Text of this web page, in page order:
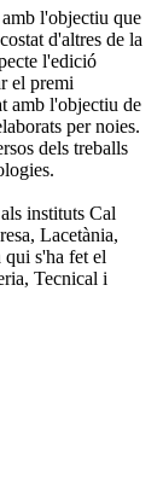
amb l'objectiu que
d'altres de la
l'edició
el premi
amb l'objectiu de
per noies.
dels treballs
instituts Cal
Lacetània,
qui s'ha fet el
Tecnical i